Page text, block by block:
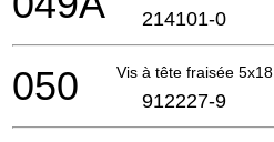
214101-0
Vis à tête fraisée 5x18
050 912227-9